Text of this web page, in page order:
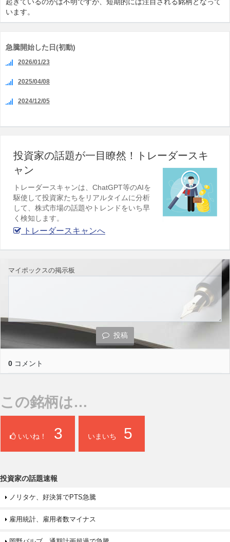
います。
急騰開始した日(初動)
2026/01/23
2025/04/08
2024/12/05
投資家の話題が一目瞭然！トレーダースキ
ャン
トレーダースキャンは、ChatGPT等のAIを
駆使して投資家たちをリアルタイムに分析
して、株式市場の話題やトレンドをいち早
く検知します。
トレーダースキャンへ
マイポックスの掲示板
投稿
0 コメント
この銘柄は…
いいね！ 3 いまいち 5
投資家の話題速報
ノリタケ、好決算でPTS急騰
雇用統計、雇用者数マイナス